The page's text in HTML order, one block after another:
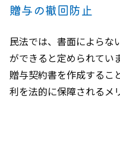
贈与の撤回防止
民法では、書面によらな
ができると定められてい
贈与契約書を作成するこ
利を法的に保障されるメ